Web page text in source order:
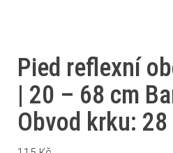
Pied reflexní
| 20 – 68 cm
Obvod krku: